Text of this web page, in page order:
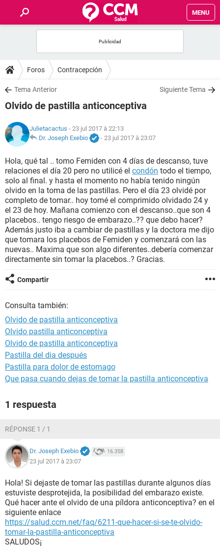
MENU
FORUMS
SALUD
NUTRICIÓN
BIENESTAR
SEXUALIDAD
GLOSARIO
Foros Contracepción
Tema Anterior Siguiente Tema
Olvido de pastilla anticonceptiva
Julietacactus - 23 jul 2017 à 22:13
Dr. Joseph Exebio
- 23 jul 2017 à 23:07
Hola, qué tal .. tomo Femiden con 4 días de descanso, tuve
relaciones el día 20 pero no utilicé el condón todo el tiempo,
solo al final. y hasta el momento no había tenido ningún
olvido en la toma de las pastillas. Pero el día 23 olvidé por
completo de tomar.. hoy tomé el comprimido olvidado 24 y
el 23 de hoy. Mañana comienzo con el descanso..que son 4
placebos.. tengo riesgo de embarazo..?? que debo hacer?
Además justo iba a cambiar de pastillas y la doctora me dijo
que tomara los placebos de Femiden y comenzará con las
nuevas.. Maxima que son algo diferentes..debería comenzar
directamente sin tomar la placebos..? Gracias.
Compartir
Consulta también:
Olvido de pastilla anticonceptiva
Olvido pastilla anticonceptiva
Olvido de pastilla anticonceptiva
Pastilla del dia después
Pastilla para dolor de estomago
Que pasa cuando dejas de tomar la pastilla anticonceptiva
1 respuesta
RÉPONSE 1 / 1
Dr. Joseph Exebio 16.358
23 jul 2017 à 23:07
Hola! Si dejaste de tomar las pastillas durante algunos días
estuviste desprotejida, la posibilidad del embarazo existe.
Qué hacer ante el olvido de una píldora anticonceptiva? en el
siguiente enlace
https://salud.ccm.net/faq/6211-que-hacer-si-se-te-olvido-
tomar-la-pastilla-anticonceptiva
SALUDOS¡